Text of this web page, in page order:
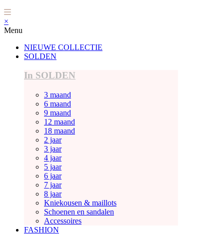
×
Menu
NIEUWE COLLECTIE
SOLDEN
In SOLDEN
3 maand
6 maand
9 maand
12 maand
18 maand
2 jaar
3 jaar
4 jaar
5 jaar
6 jaar
7 jaar
8 jaar
Kniekousen & maillots
Schoenen en sandalen
Accessoires
FASHION